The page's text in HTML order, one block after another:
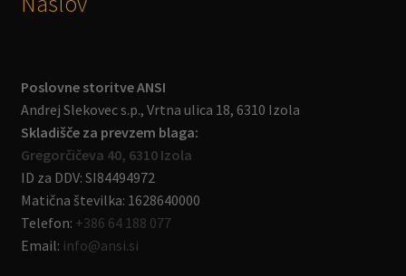
Poslovne storitve ANSI
Andrej Slekovec s.p., Vrtna ulica 18, 6310 Izola
Skladišče za prevzem blaga:
Gregorčičeva 40, 6310 Izola
ID za DDV: SI84494972
Matična številka: 1628640000
Telefon: +386 64 188 077
Email: info@ansi.si